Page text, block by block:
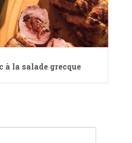
à la salade grecque